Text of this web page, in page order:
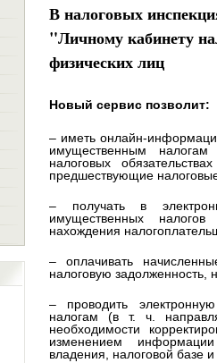
В налоговых
"Личному кабинету
физических лиц
Новый сервис позволит:
– иметь онлайн-
имущественным
налоговых
предшествующие
– получать в
имущественных
нахождения
– оплачивать
налоговую
– проводить
налогам (в т. ч.
необходимости
изменением
владения, налоговой базе и